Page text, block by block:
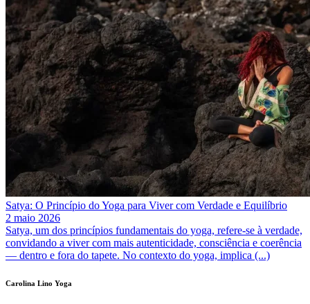
Satya: O Princípio do Yoga para Viver com Verdade e Equilíbrio
2 maio 2026
Satya, um dos princípios fundamentais do yoga, refere-se à verdade,
convidando a viver com mais autenticidade, consciência e coerência
— dentro e fora do tapete. No contexto do yoga, implica (...)
Carolina Lino Yoga